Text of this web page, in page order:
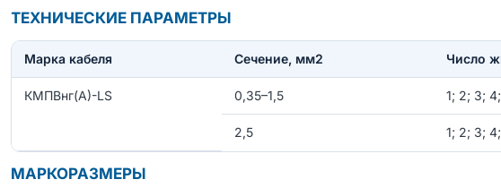
ТЕХНИЧЕСКИЕ ПАРАМЕТРЫ
Марка кабеля Сечение, мм2 Число
КМПВнг(А)-LS 0,35–1,5 1; 2; 3;
2,5 1; 2; 3;
МАРКОРАЗМЕРЫ